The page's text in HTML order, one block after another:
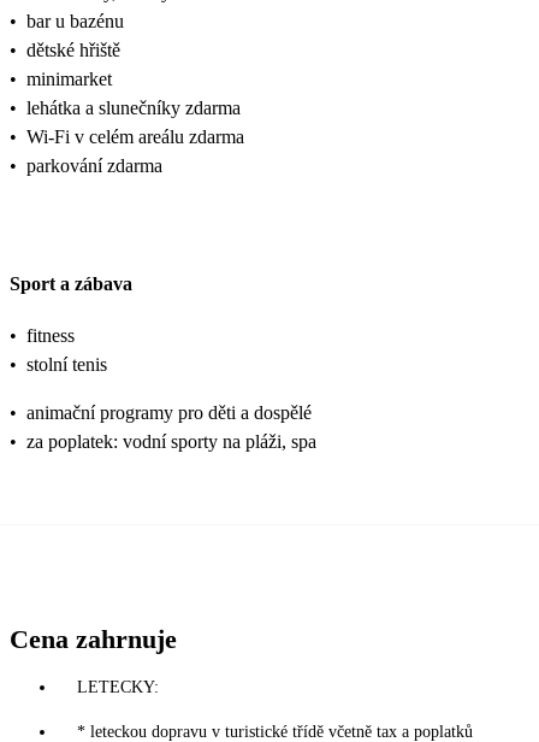
• bar u bazénu
• dětské hřiště
• minimarket
• lehátka a slunečníky zdarma
• Wi-Fi v celém areálu zdarma
• parkování zdarma
Sport a zábava
• fitness
• stolní tenis
• animační programy pro děti a dospělé
• za poplatek: vodní sporty na pláži, spa
Cena zahrnuje
LETECKY:
* leteckou dopravu v turistické třídě včetně tax a poplatků